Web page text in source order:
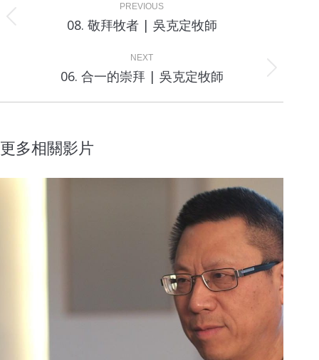
navigation
PREVIOUS
Previous
project:
08. 敬拜牧者 | 吳克定牧師
NEXT
Next
project:
06. 合一的崇拜 | 吳克定牧師
更多相關影片